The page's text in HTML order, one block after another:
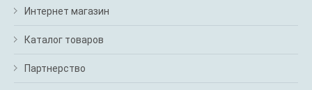
Интернет магазин
Каталог товаров
Партнерство